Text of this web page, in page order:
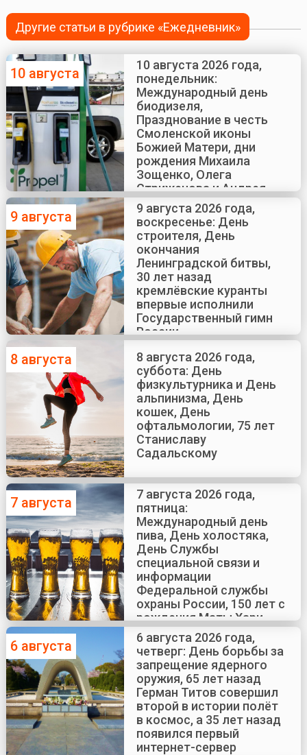
Другие статьи в рубрике «Ежедневник»
10 августа
10 августа 2026 года,
понедельник:
Международный день
биодизеля,
Празднование в честь
Смоленской иконы
Божией Матери, дни
рождения Михаила
Зощенко, Олега
Стриженова и Андрея
Краско
9 августа
9 августа 2026 года,
воскресенье: День
строителя, День
окончания
Ленинградской битвы,
30 лет назад
кремлёвские куранты
впервые исполнили
Государственный гимн
России
8 августа
8 августа 2026 года,
суббота: День
физкультурника и День
альпинизма, День
кошек, День
офтальмологии, 75 лет
Станиславу
Садальскому
7 августа
7 августа 2026 года,
пятница:
Международный день
пива, День холостяка,
День Службы
специальной связи и
информации
Федеральной службы
охраны России, 150 лет с
рождения Маты Хари
6 августа
6 августа 2026 года,
четверг: День борьбы за
запрещение ядерного
оружия, 65 лет назад
Герман Титов совершил
второй в истории полёт
в космос, а 35 лет назад
появился первый
интернет-сервер